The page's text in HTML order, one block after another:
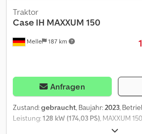
895 x 357 x 300 cm Motormarke: Case
Melle 187 km
Traktor
Case IH MAXXUM 150
Anfragen
Zustand:gebraucht, Baujahr:2023,
Leistung:128 kW (174,03 PS), MAXXUM
MAXXUM 150 CVX (0020) in